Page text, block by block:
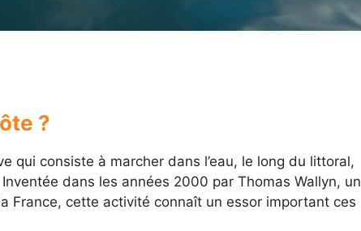
?
qui consiste à marcher dans l’eau, le long du littoral,
dans les années 2000 par Thomas Wallyn, un
France, cette activité connaît un essor important ces